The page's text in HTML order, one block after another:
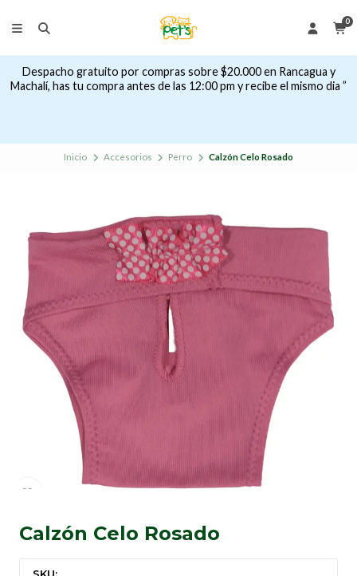
0
Despacho gratuito por compras sobre $20.000 en Rancagua y
Machalí, has tu compra antes de las 12:00 pm y recibe el mismo dia ”
Inicio Accesorios Perro Calzón Celo Rosado
Calzón Celo Rosado